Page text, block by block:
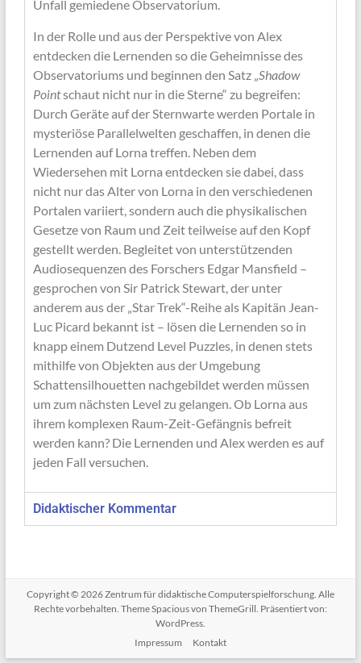
Unfall gemiedene Observatorium.
In der Rolle und aus der Perspektive von Alex
entdecken die Lernenden so die Geheimnisse des
Observatoriums und beginnen den Satz „Shadow
Pointschaut nicht nur in die Sterne“ zu begreifen:
Durch Geräte auf der Sternwarte werden Portale in
mysteriöse Parallelwelten geschaffen, in denen die
Lernenden auf Lorna treffen. Neben dem
Wiedersehen mit Lorna entdecken sie dabei, dass
nicht nur das Alter von Lorna in den verschiedenen
Portalen variiert, sondern auch die physikalischen
Gesetze von Raum und Zeit teilweise auf den Kopf
gestellt werden. Begleitet von unterstützenden
Audiosequenzen des Forschers Edgar Mansfield –
gesprochen von Sir Patrick Stewart, der unter
anderem aus der „Star Trek“-Reihe als Kapitän Jean-
Luc Picard bekannt ist – lösen die Lernenden so in
knapp einem Dutzend Level Puzzles, in denen stets
mithilfe von Objekten aus der Umgebung
Schattensilhouetten nachgebildet werden müssen
um zum nächsten Level zu gelangen. Ob Lorna aus
ihrem komplexen Raum-Zeit-Gefängnis befreit
werden kann? Die Lernenden und Alex werden es auf
jeden Fall versuchen.
Didaktischer Kommentar
Copyright © 2026Zentrum für didaktische Computerspielforschung. Alle
Rechte vorbehalten. ThemeSpaciousvon ThemeGrill. Präsentiert von:
WordPress.
Impressum
Kontakt